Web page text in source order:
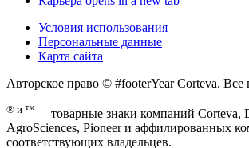
Условия использования
Персональные данные
Карта сайта
Авторское право © #footerYear Corteva.
® и ™— товарные знаки компаний Corteva,
AgroSciences, Pioneer и аффилированных
соответствующих владельцев.